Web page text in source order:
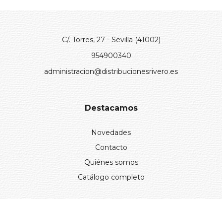
C/. Torres, 27 - Sevilla (41002)
954900340
administracion@distribucionesrivero.es
Destacamos
Novedades
Contacto
Quiénes somos
Catálogo completo